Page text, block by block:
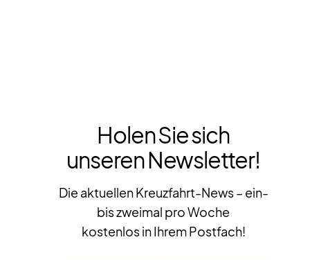
Holen Sie sich
unseren Newsletter!
Die aktuellen Kreuzfahrt-News – ein-
bis zweimal pro Woche
kostenlos in Ihrem Postfach!